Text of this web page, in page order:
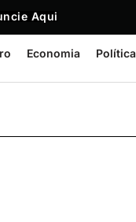
Aqui
Economia Política